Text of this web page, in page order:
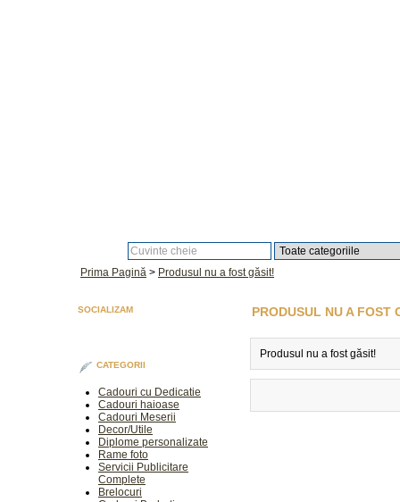
Prima Pagină > Produsul nu a fost găsit!
SOCIALIZAM
CATEGORII
Cadouri cu Dedicatie
Cadouri haioase
Cadouri Meserii
Decor/Utile
Diplome personalizate
Rame foto
Servicii Publicitare
Complete
Brelocuri
PRODUSUL NU A FOST
Produsul nu a fost găsit!